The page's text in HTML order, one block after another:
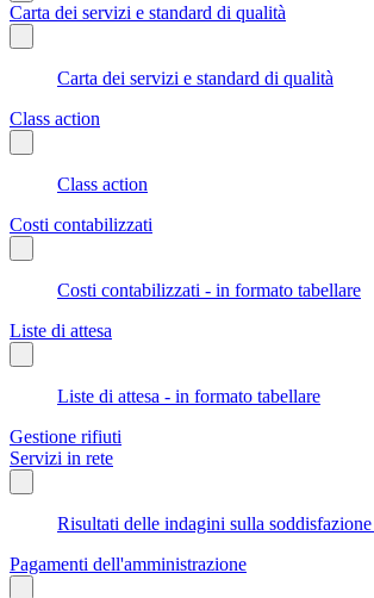
Carta dei servizi e standard di qualità
Carta dei servizi e standard di qualità
Class action
Class action
Costi contabilizzati
Costi contabilizzati - in formato tabellare
Liste di attesa
Liste di attesa - in formato tabellare
Gestione rifiuti
Servizi in rete
Risultati delle indagini sulla
Pagamenti dell'amministrazione